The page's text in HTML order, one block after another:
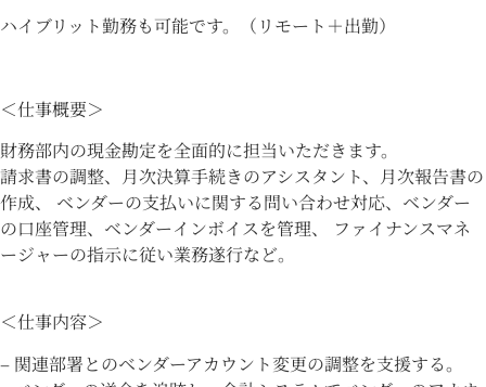
ハイブリット勤務も可能です。（リモート＋出勤）
＜仕事概要＞
財務部内の現金勘定を全面的に担当いただきます。
請求書の調整、月次決算手続きのアシスタント、月次報告書の
作成、 ベンダーの支払いに関する問い合わせ対応、ベンダー
の口座管理、ベンダーインボイスを管理、 ファイナンスマネ
ージャーの指示に従い業務遂行など。
＜仕事内容＞
– 関連部署とのベンダーアカウント変更の調整を支援する。